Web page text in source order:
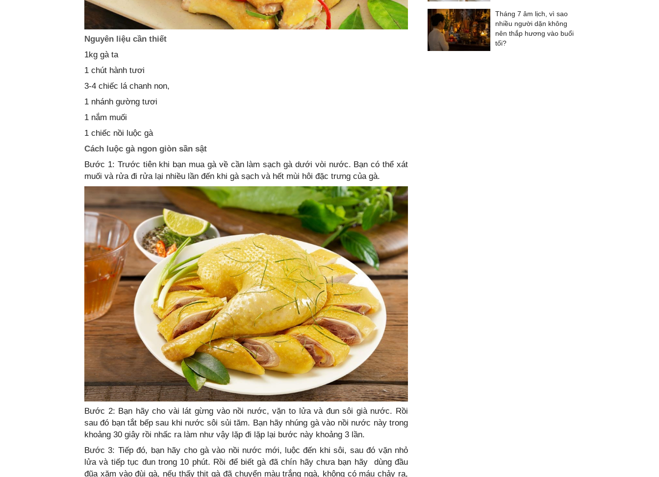
Nguyên liệu cần thiết
1kg gà ta
1 chút hành tươi
3-4 chiếc lá chanh non,
1 nhánh gường tươi
1 nắm muối
1 chiếc nồi luộc gà
Cách luộc gà ngon giòn sần sật
Bước 1: Trước tiên khi bạn mua gà về cần làm sạch gà dưới vòi nước. Bạn có thể xát
muối và rửa đi rửa lại nhiều lần đến khi gà sạch và hết mùi hôi đặc trưng của gà.
Bước 2: Bạn hãy cho vài lát gừng vào nồi nước, vặn to lửa và đun sôi già nước. Rồi
sau đó bạn tắt bếp sau khi nước sôi sủi tăm. Bạn hãy nhúng gà vào nồi nước này trong
khoảng 30 giây rồi nhấc ra làm như vậy lặp đi lặp lại bước này khoảng 3 lần.
Bước 3: Tiếp đó, bạn hãy cho gà vào nồi nước mới, luộc đến khi sôi, sau đó vặn nhỏ
lửa và tiếp tục đun trong 10 phút. Rồi để biết gà đã chín hãy chưa bạn hãy dùng đầu
đũa xăm vào đùi gà, nếu thấy thịt gà đã chuyển màu trắng ngà, không có máu chảy ra,
Tháng 7 âm lịch, vì sao
nhiều người dặn không
nên thắp hương vào buổi
tối?